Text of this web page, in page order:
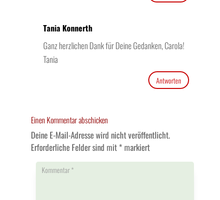
Tania Konnerth
Ganz herzlichen Dank für Deine Gedanken, Carola!
Tania
Antworten
Einen Kommentar abschicken
Deine E-Mail-Adresse wird nicht veröffentlicht.
Erforderliche Felder sind mit *markiert